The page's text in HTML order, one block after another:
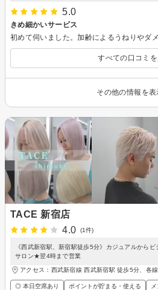
5.0
きめ細かいサービス
すべての口コミ
その他の情報を表
TACE 新宿店
4.0
(1件)
《西武新宿駅、新宿駅徒歩5分》カジュアルから
サロン★翌4時まで営業
アクセス：西武新宿線 西武新宿駅 徒歩5分、各
◎ 本日空席あり ポイントが貯まる・使える